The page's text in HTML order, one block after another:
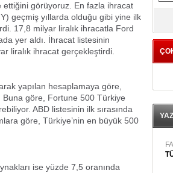
ettiğini görüyoruz. En fazla ihracat
geçmiş yıllarda olduğu gibi yine ilk
17,8 milyar liralık ihracatla Ford
yer aldı. İhracat listesinin
liralık ihracat gerçekleştirdi.
yapılan hesaplamaya göre,
Buna göre, Fortune 500 Türkiye
ABD listesinin ilk sırasında
göre, Türkiye’nin en büyük 500
ise yüzde 7,5 oranında